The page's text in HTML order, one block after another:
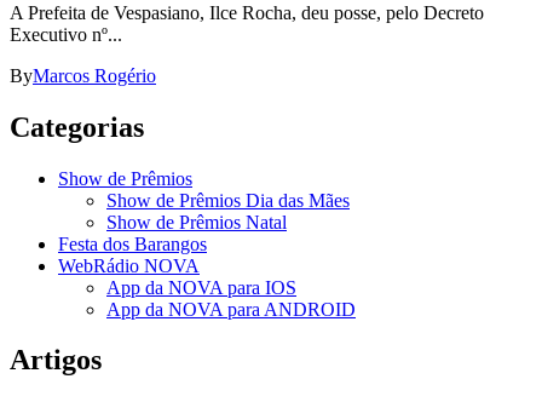
A Prefeita de Vespasiano, Ilce Rocha, deu posse, pelo Decreto
Executivo nº...
ByMarcos Rogério
Categorias
Show de Prêmios
Show de Prêmios Dia das Mães
Show de Prêmios Natal
Festa dos Barangos
WebRádio NOVA
App da NOVA para IOS
App da NOVA para ANDROID
Artigos